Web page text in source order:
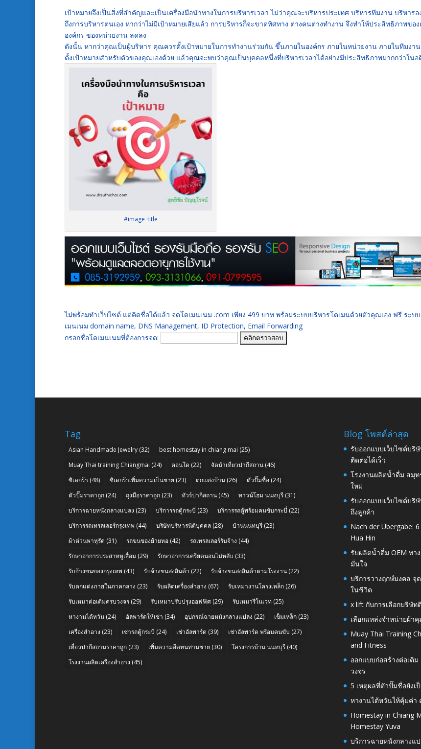
เป้าหมายจึงเป็นสิ่งที่สำคัญและเป็นเครื่องมือนำทางในการบริหารเวลา ไม่ว่าคุณจะบริหารประเทศ บริหารทีมงาน บริหารอ
ถึงการบริหารตนเอง หากว่าไม่มีเป้าหมายเสียแล้ว การบริหารก็จะขาดทิศทาง ต่างคนต่างทำงาน จึงทำให้ประสิทธิภาพของ
องค์กร ของหน่วยงาน ลดลง
ดังนั้น หากว่าคุณเป็นผู้บริหาร คุณควรตั้งเป้าหมายในการทำงานร่วมกัน ขึ้นภายในองค์กร ภายในหน่วยงาน ภายในทีมงา
ตั้งเป้าหมายสำหรับตัวของคุณเองด้วย แล้วคุณจะพบว่าคุณเป็นบุคคลหนึ่งที่บริหารเวลาได้อย่างมีประสิทธิภาพมากกว่าในอ
#image_title
ไม่พร้อมทำเว็บไซต์ แต่คิดชื่อได้แล้ว จดโดเมนเนม .com เพียง 499 บาท พร้อมระบบบริหารโดเมนด้วยตัวคุณเอง ฟรี ระบ
เมนเนม domain name, DNS Management, ID Protection, Email Forwarding
กรอกชื่อโดเมนเนมที่ต้องการจด:
Tag
Asian Handmade Jewelry (32) best homestay in chiang mai (25)
Muay Thai training Chiangmai (24) คอนโด (22) จัดนำเที่ยวปากีสถาน (46)
ซิเดกร้า (48) ซิเดกร้าเพิ่มความเป็นชาย (23) ตกแต่งบ้าน (26) ตัวปั๊มชื่อ (24)
ตัวปั๊มราคาถูก (24) ถุงมือราคาถูก (23) ทัวร์ปากีสถาน (45) ทาวน์โฮม นนทบุรี (31)
บริการฉายหนังกลางแปลง (23) บริการรถตู้กระบี่ (23) บริการรถตู้พร้อมคนขับกระบี่ (22)
บริการรถเทรลเลอร์กรุงเทพ (44) บริษัทบริหารนิติบุคคล (28) บ้านนนทบุรี (23)
ผ้าต่วนพาหุรัด (31) รถขนของย้ายหอ (42) รถเทรลเลอร์รับจ้าง (44)
รักษาอาการประสาทหูเสื่อม (29) รักษาอาการเครียดนอนไม่หลับ (33)
รับจ้างขนของกรุงเทพ (43) รับจ้างขนส่งสินค้า (22) รับจ้างขนส่งสินค้าตามโรงงาน (22)
รับตกแต่งภายในภาคกลาง (23) รับผลิตเครื่องสำอาง (67) รับเหมางานโครงเหล็ก (26)
รับเหมาต่อเติมครบวงจร (29) รับเหมาปรับปรุงออฟฟิศ (29) รับเหมารีโนเวท (25)
หางานไต้หวัน (24) อัลพาร์ดให้เช่า (34) อุปกรณ์ฉายหนังกลางแปลง (22) เข็มเหล็ก (23)
เครื่องสำอาง (23) เช่ารถตู้กระบี่ (24) เช่าอัลพาร์ด (39) เช่าอัลพาร์ด พร้อมคนขับ (27)
เที่ยวปากีสถานราคาถูก (23) เพิ่มความอึดทนท่านชาย (30) โครงการบ้าน นนทบุรี (40)
โรงงานผลิตเครื่องสำอาง (45)
Blog โพสต์ล่าสุด
รับออกแบบเว็บไซต์บริ
ติดต่อได้เร็ว
โรงงานผลิตน้ำดื่ม สมุ
ใหม่
รับออกแบบเว็บไซต์บริษั
ถึงลูกค้า
Nach der Übergabe:
Hua Hin
รับผลิตน้ำดื่ม OEM ทา
มั่นใจ
บริการวางฤกษ์มงคล จุ
ในชีวิต
x lift กับการเลือกบริษั
เลือกแหล่งจำหน่ายผ้า
Muay Thai Training
and Fitness
ออกแบบก่อสร้างต่อเติ
วงจร
5 เหตุผลที่ตัวปั๊มชื่อยัง
หางานไต้หวันให้คุ้มค่า
Homestay in Chiang
Homestay Yuva
บริการฉายหนังกลางแ